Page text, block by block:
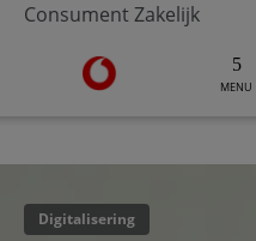
Consument Zakelijk
Ga naar de
MENU
Digitalisering